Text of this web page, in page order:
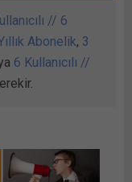
// 6
Abonelik, 3
6 Kullanıcılı //